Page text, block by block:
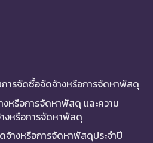
การจัดซื้อจัดจ้างหรือการจัดหาพัสดุ
งหรือการจัดหาพัสดุ และความ
งหรือการจัดหาพัสดุ
จ้างหรือการจัดหาพัสดุประจำปี